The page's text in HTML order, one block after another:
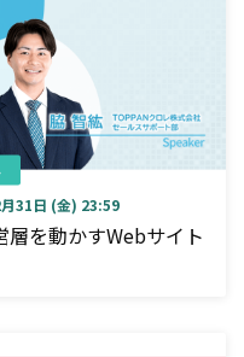
31日 (金) 23:59
層を動かすWebサイト